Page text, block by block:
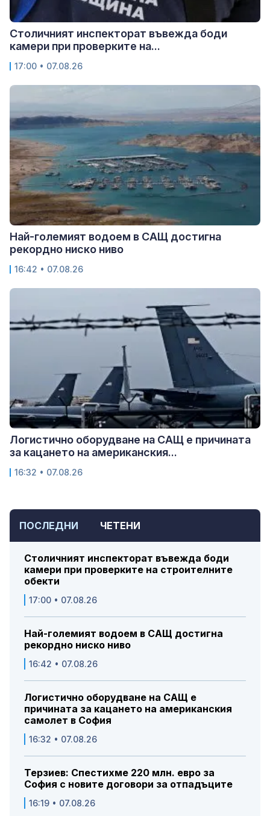
ПОСЛЕДНИ ЧЕТЕНИ
Столичният инспекторат въвежда боди
камери при проверките на строителните
обекти
17:00 • 07.08.26
Най-големият водоем в САЩ достигна
рекордно ниско ниво
16:42 • 07.08.26
Логистично оборудване на САЩ е
причината за кацането на американския
самолет в София
16:32 • 07.08.26
Терзиев: Спестихме 220 млн. евро за
София с новите договори за отпадъците
16:19 • 07.08.26
Столичният инспекторат въвежда боди
камери при проверките на...
17:00 • 07.08.26
Най-големият водоем в САЩ достигна
рекордно ниско ниво
16:42 • 07.08.26
Логистично оборудване на САЩ е причината
за кацането на американския...
16:32 • 07.08.26